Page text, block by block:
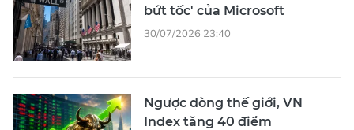
bứt tốc' của Microsoft
30/07/2026 23:40
Ngược dòng thế giới, VN
Index tăng 40 điểm